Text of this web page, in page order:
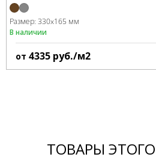
Размер: 330x165 мм
В наличии
от 4335 руб./м2
ТОВАРЫ